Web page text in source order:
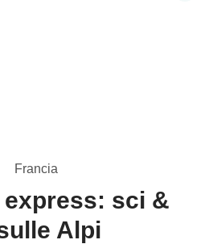
Francia
sci &
Alpi